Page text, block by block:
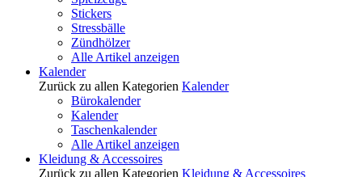
Stickers
Stressbälle
Zündhölzer
Alle Artikel anzeigen
Kalender
Zurück zu allen Kategorien Kalender
Bürokalender
Kalender
Taschenkalender
Alle Artikel anzeigen
Kleidung & Accessoires
Zurück zu allen Kategorien Kleidung & Accessoires